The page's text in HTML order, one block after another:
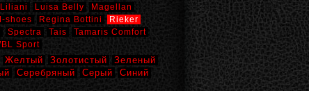
Liliani Luisa Belly
Magellan
shoes Regina Bottini
Rieker
Spectra Tais
Tamaris Comfort
Sport
Желтый Золотистый
Зеленый
Серебряный Серый
Синий